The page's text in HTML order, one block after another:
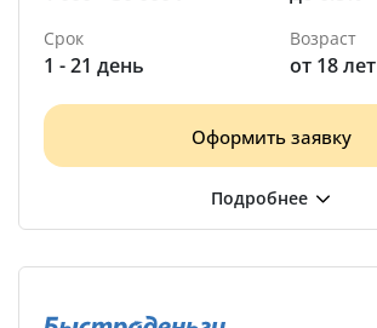
Срок
1 - 21 день
Возраст
от 18 лет
Оформить заявку